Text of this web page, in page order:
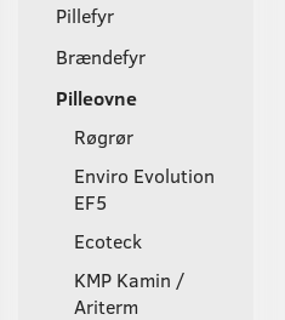
Pillefyr
Brændefyr
Pilleovne
Røgrør
Enviro Evolution
EF5
Ecoteck
KMP Kamin /
Ariterm